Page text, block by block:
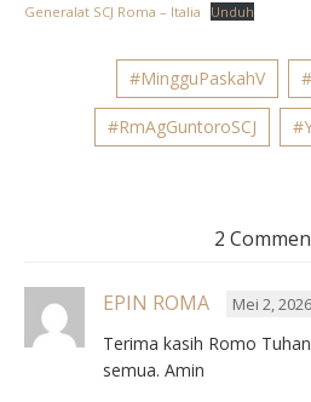
Generalat SCJ Roma – Italia
Unduh
#MingguPaskahV
#RmAgGuntoroSCJ
2
EPIN ROMA Mei 2,
Terima kasih Romo
semua. Amin